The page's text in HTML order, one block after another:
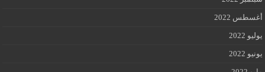
أغسطس 2022
يوليو 2022
يونيو 2022